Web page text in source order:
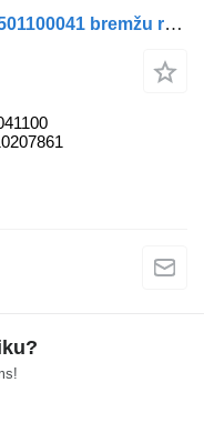
Knorr-Bremse CITELIS (01.05-) 0501100041 bremžu regulētājvārsts paredzēts Irisbus Access, Evadys, Axer, Karosa, Recreo, Domino, Agora, Citelis, Eurorider (1999-) autobusa